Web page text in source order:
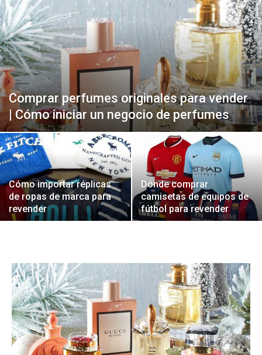
Comprar perfumes originales para vender
| Cómo iniciar un negocio de perfumes
Cómo importar réplicas
de ropas de marca para
revender
Dónde comprar
camisetas de equipos de
fútbol para revender